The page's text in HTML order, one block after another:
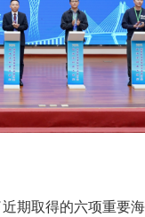
取得的六项重要